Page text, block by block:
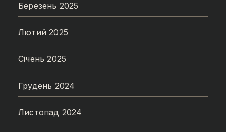
Березень 2025
Лютий 2025
Січень 2025
Грудень 2024
Листопад 2024